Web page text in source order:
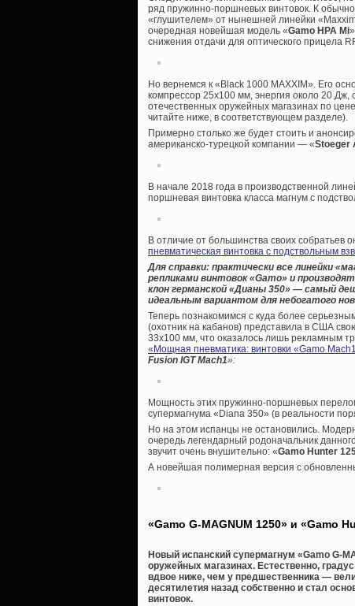
ряд пружинно-поршневых винтовок. К
«глушителем» от нынешней линейки
очередная новейшая модель «Gamo HPA Mi
снижения отдачи для оптического прицела
Но вернемся к «Black 1000 MAXXIM». Его
компрессор 25х100 мм, энергия около 20
отечественных оружейных магазинах по
читайте ниже, в соответствующем разделе).
Примерно столько же будет стоить и
американско-турецкой компании — «Stoeger
В начале 2018 года в производственной
поршневая винтовка класса магнум с
В отличие от большинства своих собратьев
пневматическая винтовка с подствольным
Для справки: практически все линейки
репликами винтовок «Gamo» и
клон германской «Дианы 350» — самый
идеальным вариантом для небогатого
Теперь познакомимся с куда более
(охотник на кабанов) представила в США
33х100 мм, что оказалось лишь рекламным
«Мощная пневматика: винтовки «Gamo
Fusion IGT Mach1»:
Мощность этих пружинно-поршневых
супермагнума «Diana 350» (в реальности
Но на этом испанцы не остановились.
очередь легендарный родоначальник
звучит очень внушительно: «Gamo Hunter
А новейшая полимерная версия с
«Gamo G-MAGNUM 1250» и «Gamo
Новый испанский супермагнум «Gamo G-
оружейных магазинах. Естественно,
вдвое ниже, чем у предшественника —
десятилетия назад собственно и стал
винтовок.